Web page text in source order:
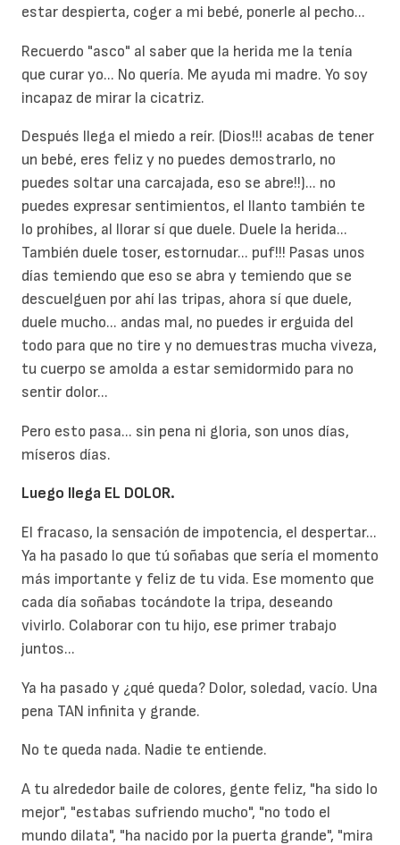
estar despierta, coger a mi bebé, ponerle al pecho...
Recuerdo "asco" al saber que la herida me la tenía
que curar yo... No quería. Me ayuda mi madre. Yo soy
incapaz de mirar la cicatriz.
Después llega el miedo a reír. (Dios!!! acabas de tener
un bebé, eres feliz y no puedes demostrarlo, no
puedes soltar una carcajada, eso se abre!!)... no
puedes expresar sentimientos, el llanto también te
lo prohíbes, al llorar sí que duele. Duele la herida...
También duele toser, estornudar... puf!!! Pasas unos
días temiendo que eso se abra y temiendo que se
descuelguen por ahí las tripas, ahora sí que duele,
duele mucho... andas mal, no puedes ir erguida del
todo para que no tire y no demuestras mucha viveza,
tu cuerpo se amolda a estar semidormido para no
sentir dolor...
Pero esto pasa... sin pena ni gloria, son unos días,
míseros días.
Luego llega EL DOLOR.
El fracaso, la sensación de impotencia, el despertar...
Ya ha pasado lo que tú soñabas que sería el momento
más importante y feliz de tu vida. Ese momento que
cada día soñabas tocándote la tripa, deseando
vivirlo. Colaborar con tu hijo, ese primer trabajo
juntos...
Ya ha pasado y ¿qué queda? Dolor, soledad, vacío. Una
pena TAN infinita y grande.
No te queda nada. Nadie te entiende.
A tu alrededor baile de colores, gente feliz, "ha sido lo
mejor", "estabas sufriendo mucho", "no todo el
mundo dilata", "ha nacido por la puerta grande", "mira